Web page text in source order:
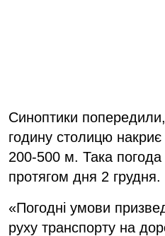
Синоптики
годину столицю
200-500 м. Така
протягом дня 2 грудня.
«Погодні умови
руху транспорту на